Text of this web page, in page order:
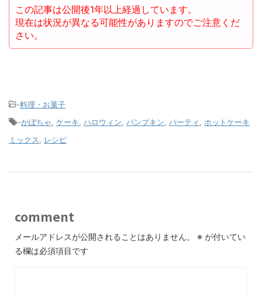
この記事は公開後1年以上経過しています。
現在は状況が異なる可能性がありますのでご注意くだ
さい。
-料理・お菓子
-かぼちゃ, ケーキ, ハロウィン, パンプキン, パーティ, ホットケーキ
ミックス, レシピ
comment
メールアドレスが公開されることはありません。 ※ が付いてい
る欄は必須項目です